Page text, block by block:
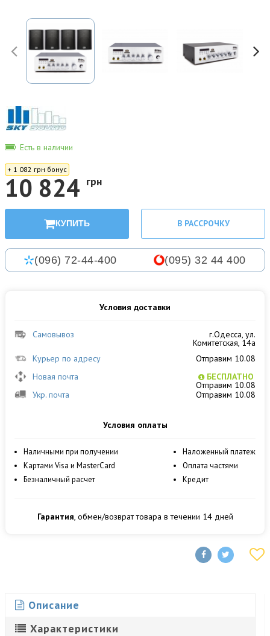
Есть в наличии
+ 1 082 грн бонус
10 824 грн
КУПИТЬ В РАССРОЧКУ
(096) 72-44-400 (095) 32 44 400
Условия доставки
Самовывоз г.Одесса, ул.
Комитетская, 14а
Курьер по адресу
Отправим 10.08
Новая почта
БЕСПЛАТНО
Отправим 10.08
Укр. почта
Отправим 10.08
Условия оплаты
Наличными при получении
Картами Visa и MasterCard
Безналичный расчет
Наложенный платеж
Оплата частями
Кредит
Гарантия, обмен/возврат товара в течении 14 дней
Описание
Характеристики